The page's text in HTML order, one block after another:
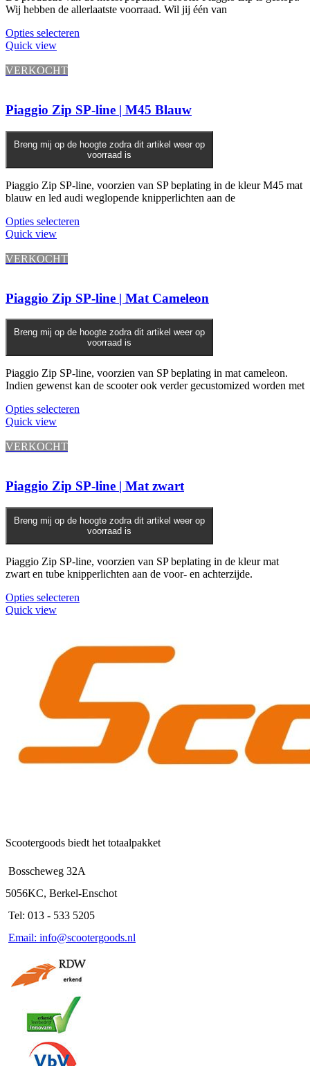
Wij hebben de allerlaatste voorraad. Wil jij één van
Opties selecteren
optie
kan
gekozen
worden
op
de
productpagina
Quick view
VERKOCHT
Piaggio Zip SP-line | M45 Blauw
Breng mij op de hoogte zodra dit artikel weer op
voorraad is
Piaggio Zip SP-line, voorzien van SP beplating in de kleur M45 mat
blauw en led audi weglopende knipperlichten aan de
Opties selecteren
Quick view
VERKOCHT
Piaggio Zip SP-line | Mat Cameleon
Breng mij op de hoogte zodra dit artikel weer op
voorraad is
Piaggio Zip SP-line, voorzien van SP beplating in mat cameleon.
Indien gewenst kan de scooter ook verder gecustomized worden met
Opties selecteren
Quick view
VERKOCHT
Piaggio Zip SP-line | Mat zwart
Breng mij op de hoogte zodra dit artikel weer op
voorraad is
Piaggio Zip SP-line, voorzien van SP beplating in de kleur mat
zwart en tube knipperlichten aan de voor- en achterzijde.
Opties selecteren
Quick view
Scootergoods biedt het totaalpakket
Bosscheweg 32A
5056KC, Berkel-Enschot
Tel: 013 - 533 5205
Email: info@scootergoods.nl